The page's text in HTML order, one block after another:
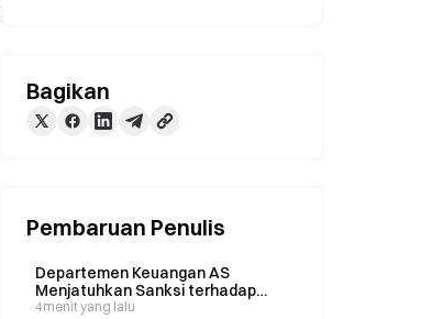
Bagikan
Pembaruan Penulis
Departemen Keuangan AS
Menjatuhkan Sanksi terhadap
Dua Bursa Kripto Iran, Shelbit dan
4menit yang lalu